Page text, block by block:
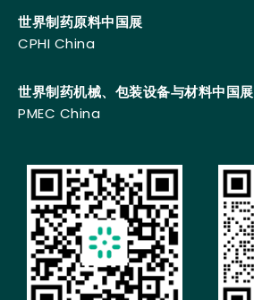
世界制药原料中国展
CPHI China
世界制药机械、包装设备与材料中国展
PMEC China